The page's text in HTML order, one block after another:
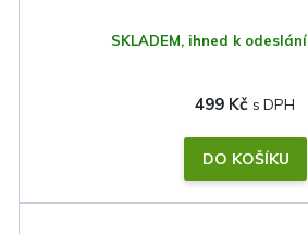
SKLADEM, ihned k odeslání
499 Kč
DO KOŠÍKU